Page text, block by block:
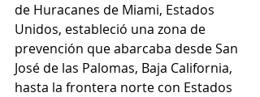
de Huracanes de Miami, Estados
Unidos, estableció una zona de
prevención que abarcaba desde San
José de las Palomas, Baja California,
hasta la frontera norte con Estados